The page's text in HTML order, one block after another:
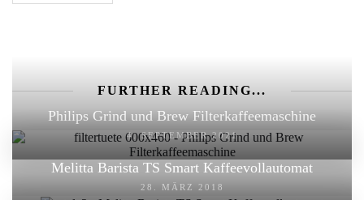
FURTHER READING...
Philips Grind und Brew Filterkaffeemaschine
4. SEPTEMBER 2021
Melitta Barista TS Smart Kaffeevollautomat
28. MÄRZ 2018